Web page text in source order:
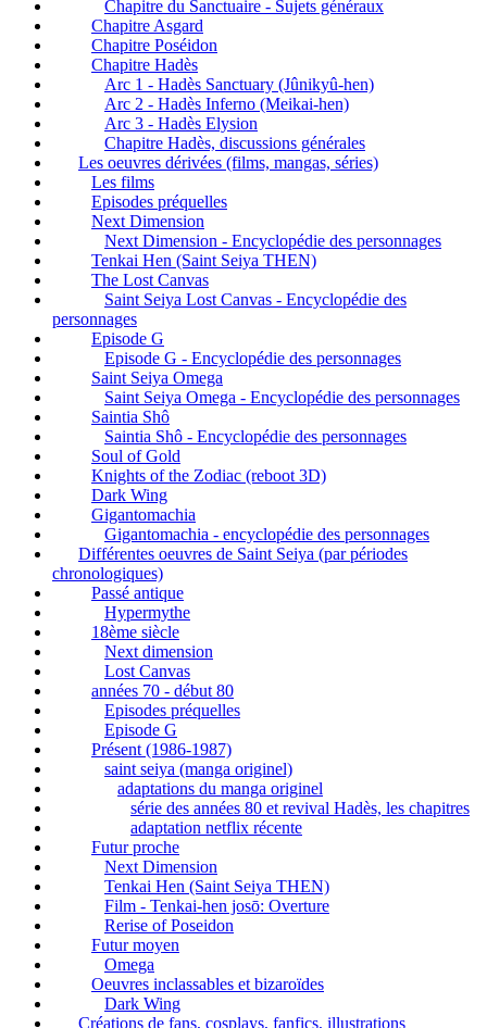
Chapitre du Sanctuaire - Sujets généraux
Chapitre Asgard
Chapitre Poséidon
Chapitre Hadès
Arc 1 - Hadès Sanctuary (Jûnikyû-hen)
Arc 2 - Hadès Inferno (Meikai-hen)
Arc 3 - Hadès Elysion
Chapitre Hadès, discussions générales
Les oeuvres dérivées (films, mangas, séries)
Les films
Episodes préquelles
Next Dimension
Next Dimension - Encyclopédie des personnages
Tenkai Hen (Saint Seiya THEN)
The Lost Canvas
Saint Seiya Lost Canvas - Encyclopédie des
personnages
Episode G
Episode G - Encyclopédie des personnages
Saint Seiya Omega
Saint Seiya Omega - Encyclopédie des personnages
Saintia Shô
Saintia Shô - Encyclopédie des personnages
Soul of Gold
Knights of the Zodiac (reboot 3D)
Dark Wing
Gigantomachia
Gigantomachia - encyclopédie des personnages
Différentes oeuvres de Saint Seiya (par périodes
chronologiques)
Passé antique
Hypermythe
18ème siècle
Next dimension
Lost Canvas
années 70 - début 80
Episodes préquelles
Episode G
Présent (1986-1987)
saint seiya (manga originel)
adaptations du manga originel
série des années 80 et revival Hadès, les chapitres
adaptation netflix récente
Futur proche
Next Dimension
Tenkai Hen (Saint Seiya THEN)
Film - Tenkai-hen josō: Overture
Rerise of Poseidon
Futur moyen
Omega
Oeuvres inclassables et bizaroïdes
Dark Wing
Créations de fans, cosplays, fanfics, illustrations